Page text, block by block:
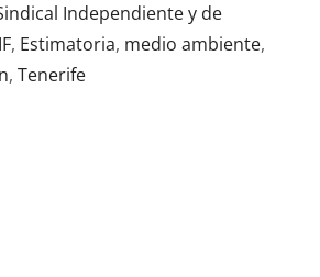
Independiente y de
, Estimatoria, medio ambiente,
, Tenerife